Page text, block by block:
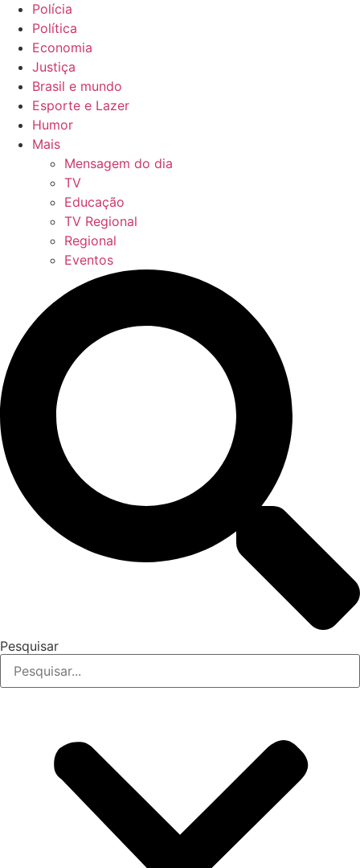
Polícia
Política
Economia
Justiça
Brasil e mundo
Esporte e Lazer
Humor
Mais
Mensagem do dia
TV
Educação
TV Regional
Regional
Eventos
Pesquisar